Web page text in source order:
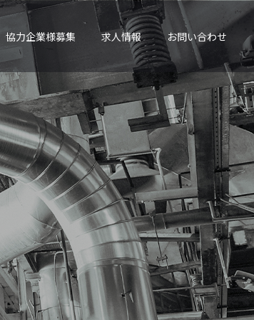
協力企業様募集 求人情報 お問い合わせ